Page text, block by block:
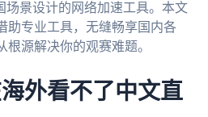
景设计的网络加速工具。本文
助专业工具，无缝畅享国内各
源解决你的观赛难题。
外看不了中文直